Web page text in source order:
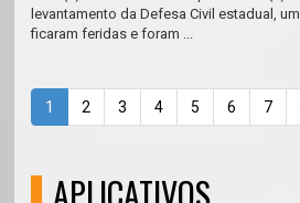
levantamento da Defesa Civil estadual,
ficaram feridas e foram ...
1 2 3 4 5 6 7